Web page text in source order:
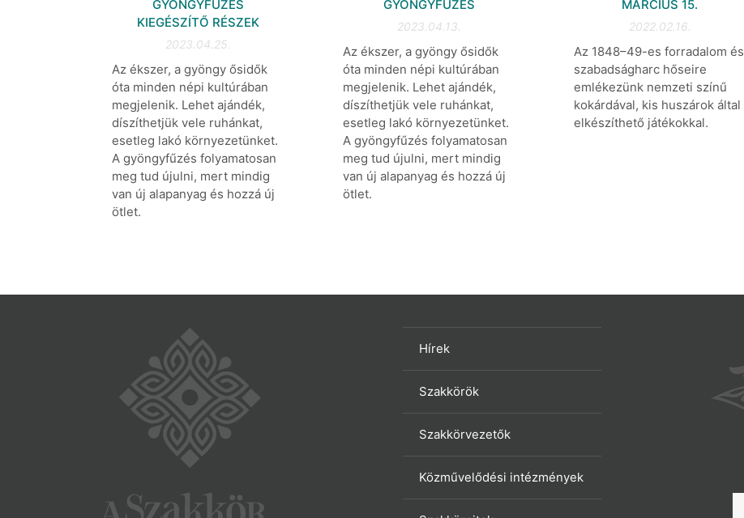
GYÖNGYFŰZÉS
KIEGÉSZÍTŐ RÉSZEK
2023.04.25.
Az ékszer, a gyöngy ősidők
óta minden népi kultúrában
megjelenik. Lehet ajándék,
díszíthetjük vele ruhánkat,
esetleg lakó környezetünket.
A gyöngyfűzés folyamatosan
meg tud újulni, mert mindig
van új alapanyag és hozzá új
ötlet.
GYÖNGYFŰZÉS
2023.04.13.
Az ékszer, a gyöngy ősidők
óta minden népi kultúrában
megjelenik. Lehet ajándék,
díszíthetjük vele ruhánkat,
esetleg lakó környezetünket.
A gyöngyfűzés folyamatosan
meg tud újulni, mert mindig
van új alapanyag és hozzá új
ötlet.
MÁRCIUS 15.
2022.02.16.
Az 1848–49-es forradalom és
szabadságharc hőseire
emlékezünk nemzeti színű
kokárdával, kis huszárok által
elkészíthető játékokkal.
Hírek
Szakkörök
Szakkörvezetők
Közművelődési intézmények